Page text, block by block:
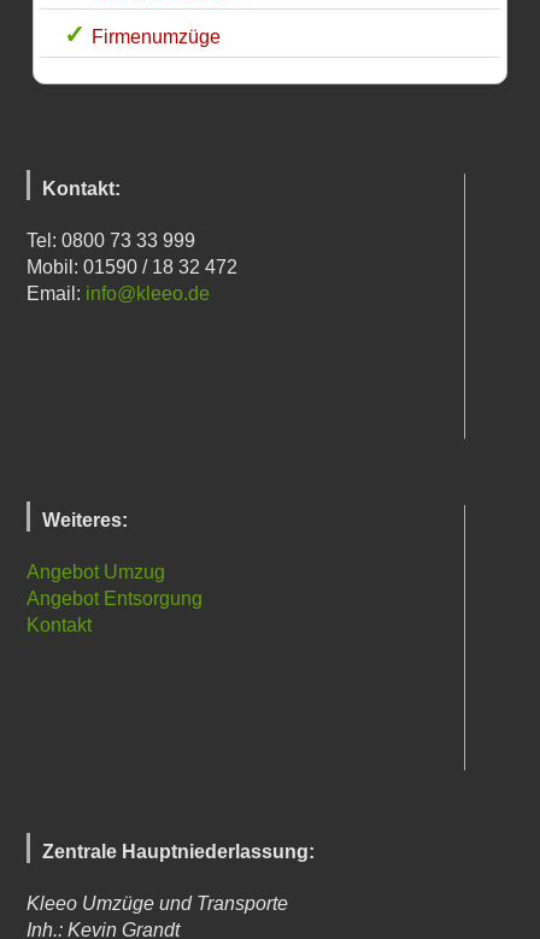
Firmenumzüge
Kontakt:
Tel: 0800 73 33 999
Mobil: 01590 / 18 32 472
Email: info@kleeo.de
Weiteres:
Angebot Umzug
Angebot Entsorgung
Kontakt
Zentrale Hauptniederlassung:
Kleeo Umzüge und Transporte
Inh.: Kevin Grandt